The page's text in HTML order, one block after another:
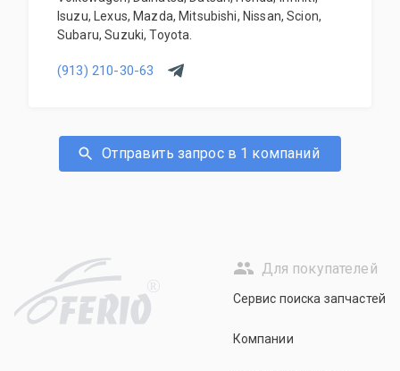
Isuzu, Lexus, Mazda, Mitsubishi, Nissan, Scion,
Subaru, Suzuki, Toyota.
(913) 210-30-63
Отправить запрос в 1 компаний
R
Для покупателей
Сервис поиска запчастей
Компании